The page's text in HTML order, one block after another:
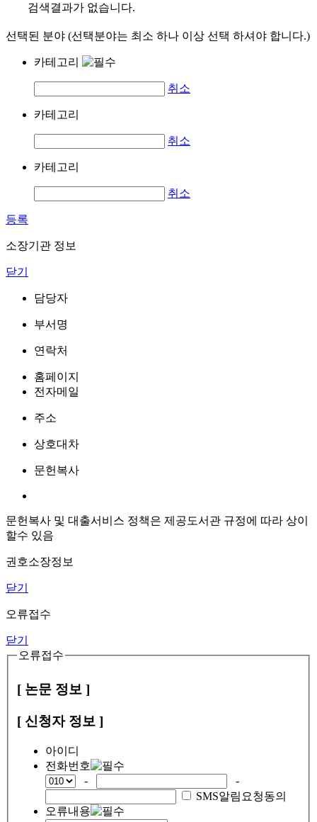
검색결과가 없습니다.
선택된 분야 (선택분야는 최소 하나 이상 선택 하셔야 합니다.)
카테고리
취소
카테고리
취소
카테고리
취소
등록
소장기관 정보
닫기
담당자
부서명
연락처
홈페이지
전자메일
주소
상호대차
문헌복사
문헌복사 및 대출서비스 정책은 제공도서관 규정에 따라 상이
할수 있음
권호소장정보
닫기
오류접수
닫기
오류접수
[ 논문 정보 ]
[ 신청자 정보 ]
아이디
전화번호
-
-
SMS알림요청동의
오류내용